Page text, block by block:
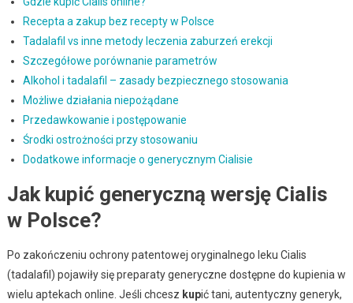
Recepta a zakup bez recepty w Polsce
Tadalafil vs inne metody leczenia zaburzeń erekcji
Szczegółowe porównanie parametrów
Alkohol i tadalafil – zasady bezpiecznego stosowania
Możliwe działania niepożądane
Przedawkowanie i postępowanie
Środki ostrożności przy stosowaniu
Dodatkowe informacje o generycznym Cialisie
Jak kupić generyczną wersję Cialis
w Polsce?
Po zakończeniu ochrony patentowej oryginalnego leku Cialis
(tadalafil) pojawiły się preparaty generyczne dostępne do kupienia w
wielu aptekach online. Jeśli chcesz kupić tani, autentyczny generyk,